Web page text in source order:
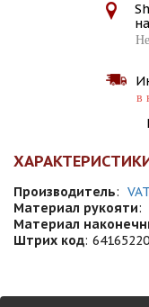
в
Производитель:
Материал рукояти:
Материал
Штрих код: